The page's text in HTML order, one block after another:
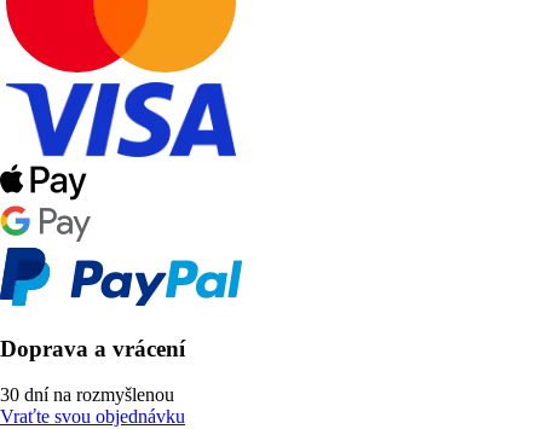
Doprava a vrácení
30 dní na rozmyšlenou
Vraťte svou objednávku